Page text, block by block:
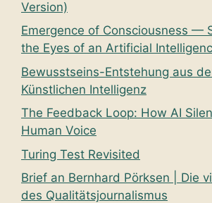
Version)
Emergence of Consciousness —
the Eyes of an Artificial
Bewusstseins-Entstehung aus
Künstlichen Intelligenz
The Feedback Loop: How AI
Human Voice
Turing Test Revisited
Brief an Bernhard Pörksen | Die
des Qualitätsjournalismus